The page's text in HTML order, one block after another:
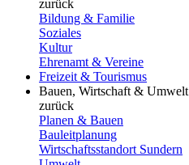
zurück
Bildung & Familie
Soziales
Kultur
Ehrenamt & Vereine
Freizeit & Tourismus
Bauen, Wirtschaft & Umwelt
zurück
Planen & Bauen
Bauleitplanung
Wirtschaftsstandort Sundern